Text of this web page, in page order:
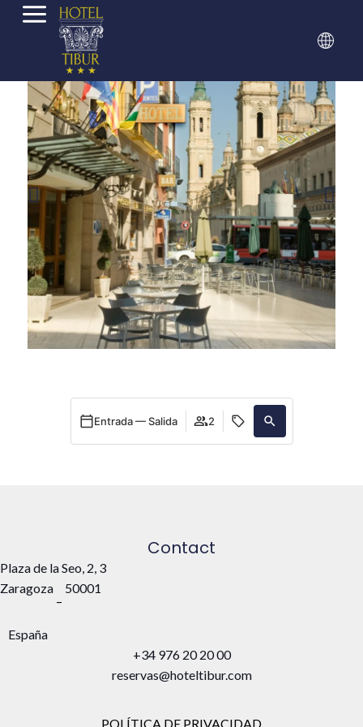
Entrada — Salida 2
Contact
Plaza de la Seo, 2, 3
Zaragoza
–
50001
España
+34 976 20 20 00
reservas@hoteltibur.com
POLÍTICA DE PRIVACIDAD